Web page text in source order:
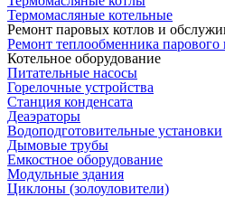
Термомасляные котельные
Ремонт паровых котлов и
Ремонт теплообменника парового
Котельное оборудование
Питательные насосы
Горелочные устройства
Станция конденсата
Деаэраторы
Водоподготовительные установки
Дымовые трубы
Емкостное оборудование
Mодульные здания
Циклоны (золоуловители)